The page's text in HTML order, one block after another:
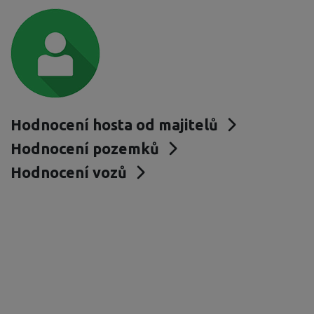
Hodnocení hosta od majitelů
Hodnocení pozemků
Hodnocení vozů